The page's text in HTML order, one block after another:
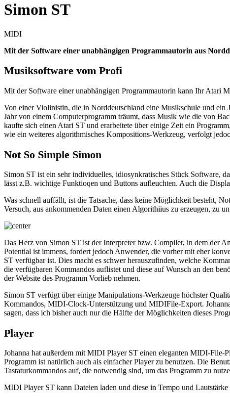
Simon ST
MIDI
Mit der Software einer unabhängigen Programmautorin aus
Musiksoftware vom Profi
Mit der Software einer unabhängigen Programmautorin kann Ihr Atari
Von einer Violinistin, die in Norddeutschland eine Musikschule und ein
Jahr von einem Computerprogramm träumt, dass Musik wie die von
kaufte sich einen Atari ST und erarbeitete über einige Zeit ein
wie ein weiteres algorithmisches Kompositions-Werkzeug, verfolgt
Not So Simple Simon
Simon ST ist ein sehr individuelles, idiosynkratisches Stück Software,
lässt z.B. wichtige Funktioqen und Buttons aufleuchten. Auch die
Was schnell auffällt, ist die Tatsache, dass keine Möglichkeit besteht,
Versuch, aus ankommenden Daten einen Algorithiius zu erzeugen, zu
Das Herz von Simon ST ist der Interpreter bzw. Compiler, in dem der
Potential ist immens, fordert jedoch Anwender, die vorher mit eher
ST verfügbar ist. Dies macht es schwer herauszufinden, welche
die verfügbaren Kommandos auflistet und diese auf Wunsch an den
der Website des Programm Vorlieb nehmen.
Simon ST verfügt über einige Manipulations-Werkzeuge höchster
Kommandos, MIDI-Clock-Unterstützung und MIDIFile-Export.
sagen, dass ich bisher auch nur die Hälfte der Möglichkeiten dieses
Player
Johanna hat außerdem mit MIDI Player ST einen eleganten MIDI-File-
Programm ist natürlich auch als einfacher Player zu benutzen. Die
Tastaturkommandos auf, die notwendig sind, um das Programm zu
MIDI Player ST kann Dateien laden und diese in Tempo und